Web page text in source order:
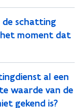
schatting
moment dat
al een
waarde van de
gekend is?